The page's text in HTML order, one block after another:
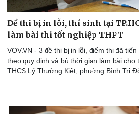
Đề thi bị in lỗi, thí sinh tại
làm bài thi tốt nghiệp THPT
VOV.VN - 3 đề thi bị in lỗi, điểm thi đã
theo quy định và bù thời gian làm bài cho
THCS Lý Thường Kiệt, phường Bình Trị